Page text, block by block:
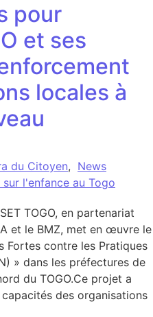
pour
et ses
locales à
du Citoyen, News
sur l'enfance au Togo
TOGO, en partenariat
et le BMZ, met en œuvre le
Fortes contre les Pratiques
» dans les préfectures de
du TOGO.Ce projet a
des organisations